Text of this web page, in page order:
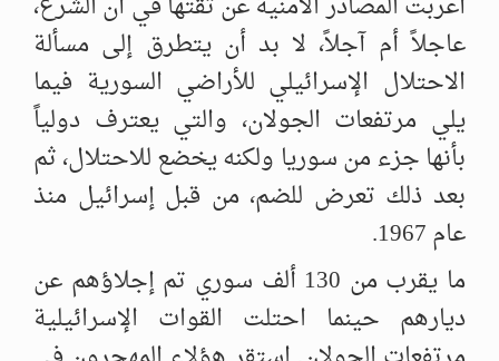
عاجلاً أم آجلاً، لا بد أن ‏يتطرق إلى مسألة
الاحتلال الإسرائيلي للأراضي السورية فيما
يلي مرتفعات ‏الجولان، والتي يعترف دولياً
بأنها جزء من سوريا ولكنه يخضع للاحتلال، ثم
‏بعد ذلك تعرض للضم، من قبل إسرائيل منذ
عام 1967. ‏
ما يقرب من 130 ألف سوري تم إجلاؤهم عن
ديارهم حينما احتلت القوات ‏الإسرائيلية